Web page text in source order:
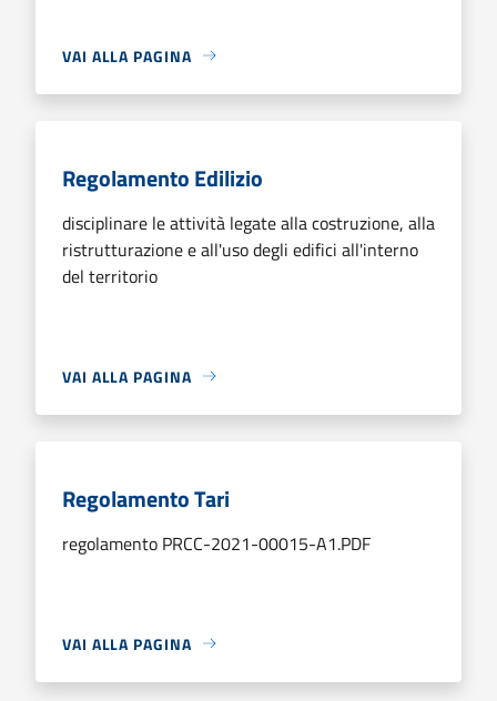
VAI ALLA PAGINA
Regolamento Edilizio
disciplinare le attività legate alla costruzione, alla
ristrutturazione e all'uso degli edifici all'interno
del territorio
VAI ALLA PAGINA
Regolamento Tari
regolamento PRCC-2021-00015-A1.PDF
VAI ALLA PAGINA